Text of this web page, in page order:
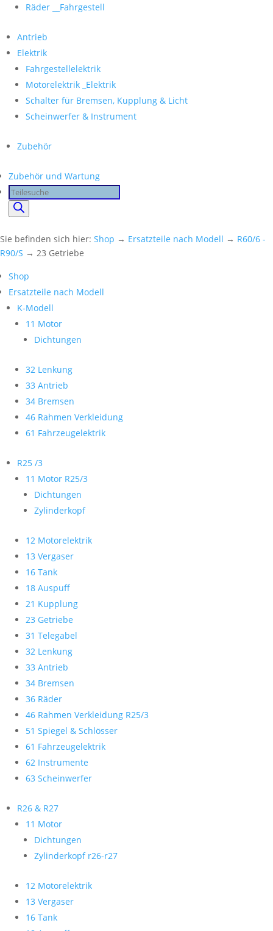
Räder __Fahrgestell
Antrieb
Elektrik
Fahrgestellelektrik
Motorelektrik _Elektrik
Schalter für Bremsen, Kupplung & Licht
Scheinwerfer & Instrument
Zubehör
Zubehör und Wartung
Products
search
Sie befinden sich hier: Shop → Ersatzteile nach Modell → R60/6 -
R90/S → 23 Getriebe
Shop
Ersatzteile nach Modell
K-Modell
11 Motor
Dichtungen
32 Lenkung
33 Antrieb
34 Bremsen
46 Rahmen Verkleidung
61 Fahrzeugelektrik
R25 /3
11 Motor R25/3
Dichtungen
Zylinderkopf
12 Motorelektrik
13 Vergaser
16 Tank
18 Auspuff
21 Kupplung
23 Getriebe
31 Telegabel
32 Lenkung
33 Antrieb
34 Bremsen
36 Räder
46 Rahmen Verkleidung R25/3
51 Spiegel & Schlösser
61 Fahrzeugelektrik
62 Instrumente
63 Scheinwerfer
R26 & R27
11 Motor
Dichtungen
Zylinderkopf r26-r27
12 Motorelektrik
13 Vergaser
16 Tank